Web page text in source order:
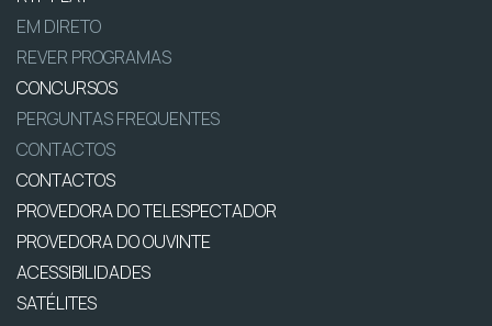
EM DIRETO
REVER PROGRAMAS
CONCURSOS
PERGUNTAS FREQUENTES
CONTACTOS
CONTACTOS
PROVEDORA DO TELESPECTADOR
PROVEDORA DO OUVINTE
ACESSIBILIDADES
SATÉLITES